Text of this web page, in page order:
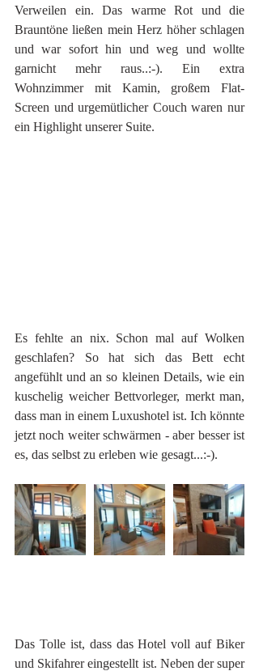
Verweilen ein. Das warme Rot und die
Brauntöne ließen mein Herz höher schlagen
und war sofort hin und weg und wollte
garnicht mehr raus..:-). Ein extra
Wohnzimmer mit Kamin, großem Flat-
Screen und urgemütlicher Couch waren nur
ein Highlight unserer Suite.
Es fehlte an nix. Schon mal auf Wolken
geschlafen? So hat sich das Bett echt
angefühlt und an so kleinen Details, wie ein
kuschelig weicher Bettvorleger, merkt man,
dass man in einem Luxushotel ist. Ich könnte
jetzt noch weiter schwärmen - aber besser ist
es, das selbst zu erleben wie gesagt...:-).
Das Tolle ist, dass das Hotel voll auf Biker
und Skifahrer eingestellt ist. Neben der super